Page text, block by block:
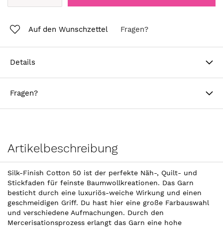
Auf den Wunschzettel Fragen?
Details
Fragen?
Artikelbeschreibung
Silk-Finish Cotton 50 ist der perfekte Näh-, Quilt- und
Stickfaden für feinste Baumwollkreationen. Das Garn
besticht durch eine luxuriös-weiche Wirkung und einen
geschmeidigen Griff. Du hast hier eine große Farbauswahl
und verschiedene Aufmachungen. Durch den
Mercerisationsprozess erlangt das Garn eine hohe